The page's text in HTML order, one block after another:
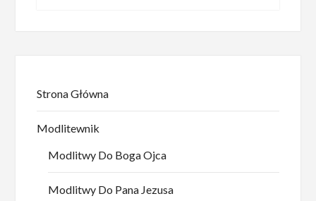
Strona Główna
Modlitewnik
Modlitwy Do Boga Ojca
Modlitwy Do Pana Jezusa